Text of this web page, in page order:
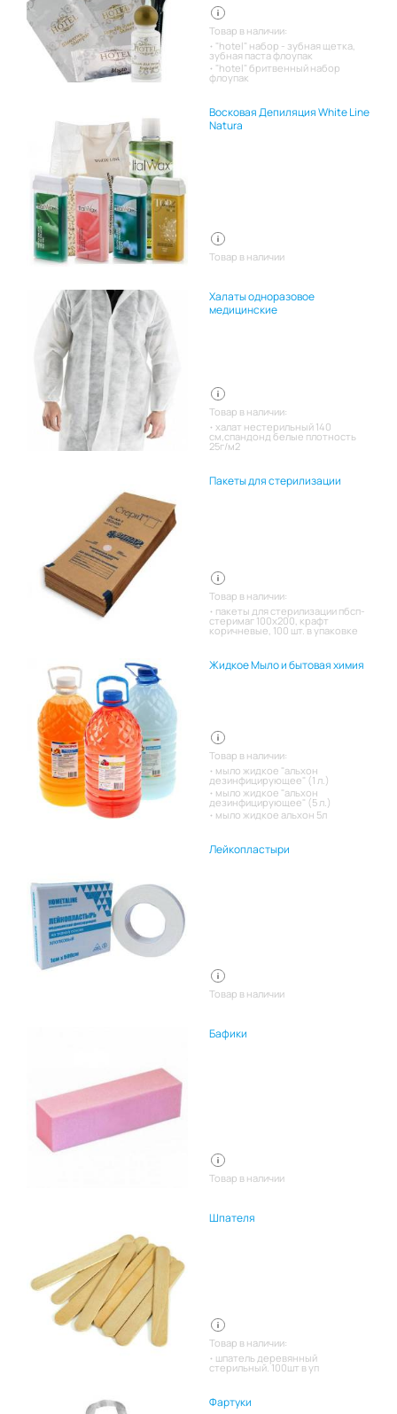
Товар в наличии:
"hotel" набор - зубная щетка,
зубная паста флоупак
"hotel" бритвенный набор
флоупак
Восковая Депиляция White Line
Natura
Товар в наличии
Халаты одноразовое
медицинские
Товар в наличии:
халат нестерильный 140
см,спандонд белые плотность
25г/м2
Пакеты для стерилизации
Товар в наличии:
пакеты для стерилизации пбсп-
стеримаг 100х200, крафт
коричневые, 100 шт. в упаковке
Жидкое Мыло и бытовая химия
Товар в наличии:
мыло жидкое "альхон
дезинфицирующее" (1 л.)
мыло жидкое "альхон
дезинфицирующее" (5 л.)
мыло жидкое альхон 5л
Лейкопластыри
Товар в наличии
Бафики
Товар в наличии
Шпателя
Товар в наличии:
шпатель деревянный
стерильный. 100шт в уп
Фартуки